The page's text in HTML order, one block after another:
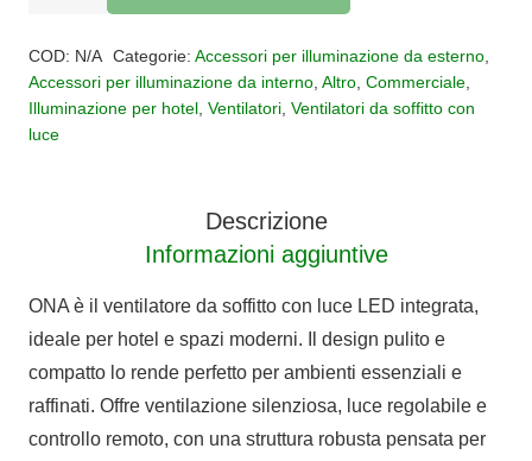
quantità
COD: N/A Categorie: Accessori per illuminazione da esterno,
Accessori per illuminazione da interno Altro Commerciale
Illuminazione per hotel Ventilatori Ventilatori da soffitto con
luce
Descrizione
Informazioni aggiuntive
ONA è il ventilatore da soffitto con luce LED integrata,
ideale per hotel e spazi moderni. Il design pulito e
compatto lo rende perfetto per ambienti essenziali e
raffinati. Offre ventilazione silenziosa, luce regolabile e
controllo remoto, con una struttura robusta pensata per